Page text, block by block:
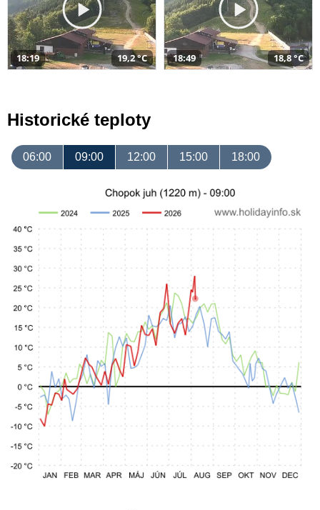
18:19 19,2 °C 18:49 18,8 °C
Historické teploty
06:00 09:00 12:00 15:00 18:00